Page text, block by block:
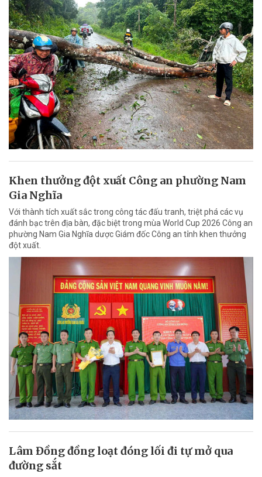
Khen thưởng đột xuất Công an phường Nam
Gia Nghĩa
Với thành tích xuất sắc trong công tác đấu tranh, triệt phá các vụ
đánh bạc trên địa bàn, đặc biệt trong mùa World Cup 2026 Công an
phường Nam Gia Nghĩa dược Giám đốc Công an tỉnh khen thưởng
đột xuất.
Lâm Đồng đồng loạt đóng lối đi tự mở qua
đường sắt